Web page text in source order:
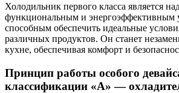
Холодильник первого класса является
функциональным и энергоэффективным
способным обеспечить идеальные
различных продуктов. Он станет
кухне, обеспечивая комфорт и
Принцип работы особого
классификации «А» —